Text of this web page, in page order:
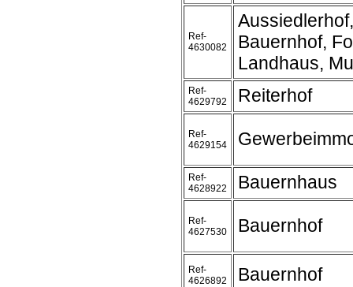
Ref-
4630082
Bauernhof,
Landhaus,
Ref-
4629792
Reiterhof
Ref-
4629154
Ref-
4628922
Bauernhaus
Ref-
4627530
Bauernhof
Ref-
4626892
Bauernhof